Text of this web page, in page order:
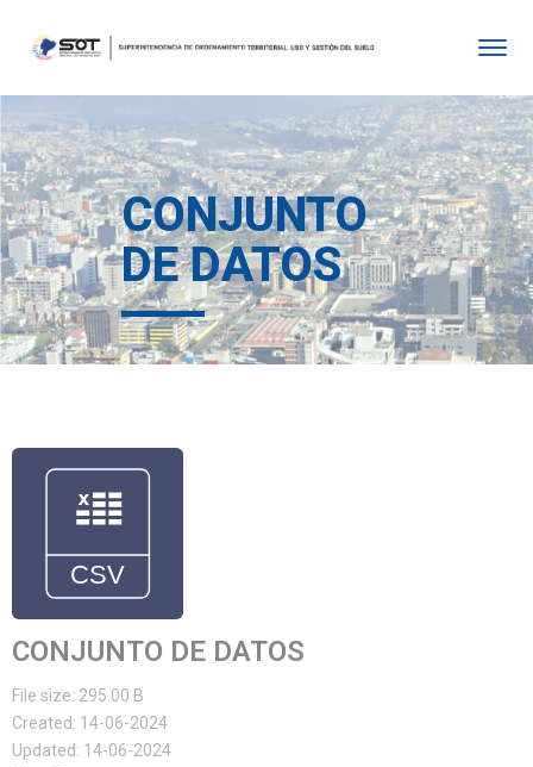
CONJUNTO
DE DATOS
CONJUNTO DE DATOS
File size: 295.00 B
Created: 14-06-2024
Updated: 14-06-2024